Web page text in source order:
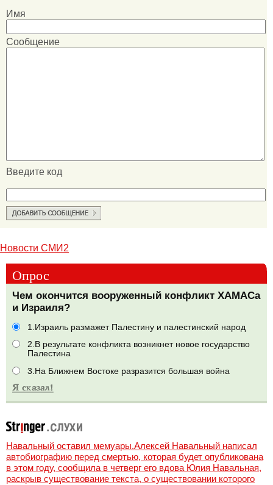
Имя
Сообщение
Введите код
Новости СМИ2
Опрос
Чем окончится вооруженный конфликт ХАМАСа
и Израиля?
1.Израиль размажет Палестину и палестинский народ
2.В результате конфликта возникнет новое государство
Палестина
3.На Ближнем Востоке разразится большая война
Навальный оставил мемуары.Алексей Навальный написал
автобиографию перед смертью, которая будет опубликована
в этом году, сообщила в четверг его вдова Юлия Навальная,
раскрыв существование текста, о существовании которого